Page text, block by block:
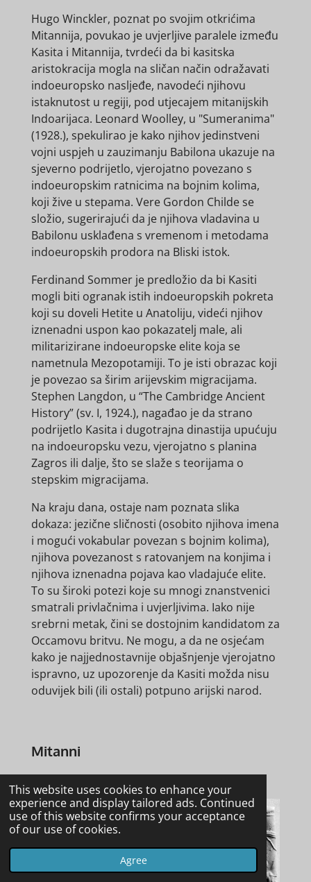
This website uses cookies to enhance your
experience and display tailored ads. Continued
use of this website confirms your acceptance
of our use of cookies.
Agree
Hugo Winckler, poznat po svojim otkrićima
Mitannija, povukao je uvjerljive paralele između
Kasita i Mitannija, tvrdeći da bi kasitska
aristokracija mogla na sličan način odražavati
indoeuropsko nasljeđe, navodeći njihovu
istaknutost u regiji, pod utjecajem mitanijskih
Indoarijaca. Leonard Woolley, u "Sumeranima"
(1928.), spekulirao je kako njihov jedinstveni
vojni uspjeh u zauzimanju Babilona ukazuje na
sjeverno podrijetlo, vjerojatno povezano s
indoeuropskim ratnicima na bojnim kolima,
koji žive u stepama. Vere Gordon Childe se
složio, sugerirajući da je njihova vladavina u
Babilonu usklađena s vremenom i metodama
indoeuropskih prodora na Bliski istok.
Ferdinand Sommer je predložio da bi Kasiti
mogli biti ogranak istih indoeuropskih pokreta
koji su doveli Hetite u Anatoliju, videći njihov
iznenadni uspon kao pokazatelj male, ali
militarizirane indoeuropske elite koja se
nametnula Mezopotamiji. To je isti obrazac koji
je povezao sa širim arijevskim migracijama.
Stephen Langdon, u “The Cambridge Ancient
History” (sv. I, 1924.), nagađao je da strano
podrijetlo Kasita i dugotrajna dinastija upućuju
na indoeuropsku vezu, vjerojatno s planina
Zagros ili dalje, što se slaže s teorijama o
stepskim migracijama.
Na kraju dana, ostaje nam poznata slika
dokaza: jezične sličnosti (osobito njihova imena
i mogući vokabular povezan s bojnim kolima),
njihova povezanost s ratovanjem na konjima i
njihova iznenadna pojava kao vladajuće elite.
To su široki potezi koje su mnogi znanstvenici
smatrali privlačnima i uvjerljivima. Iako nije
srebrni metak, čini se dostojnim kandidatom za
Occamovu britvu. Ne mogu, a da ne osjećam
kako je najjednostavnije objašnjenje vjerojatno
ispravno, uz upozorenje da Kasiti možda nisu
oduvijek bili (ili ostali) potpuno arijski narod.
Mitanni